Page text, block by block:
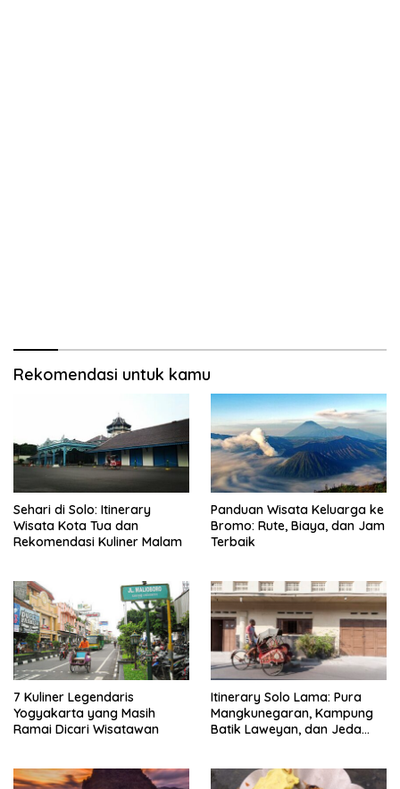
Rekomendasi untuk kamu
Sehari di Solo: Itinerary
Wisata Kota Tua dan
Rekomendasi Kuliner Malam
Panduan Wisata Keluarga ke
Bromo: Rute, Biaya, dan Jam
Terbaik
7 Kuliner Legendaris
Yogyakarta yang Masih
Ramai Dicari Wisatawan
Itinerary Solo Lama: Pura
Mangkunegaran, Kampung
Batik Laweyan, dan Jeda